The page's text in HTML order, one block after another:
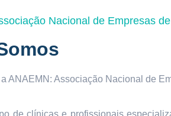
Nacional de Empresas
a ANAEMN: Associação Nacional de
de clínicas e profissionais